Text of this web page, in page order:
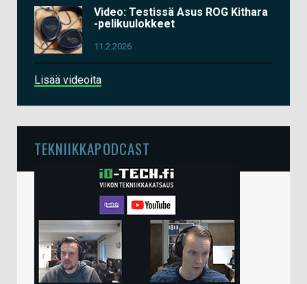
Video: Testissä Asus ROG Kithara
-pelikuulokkeet
11.2.2026
Lisää videoita
TEKNIIKKAPODCAST